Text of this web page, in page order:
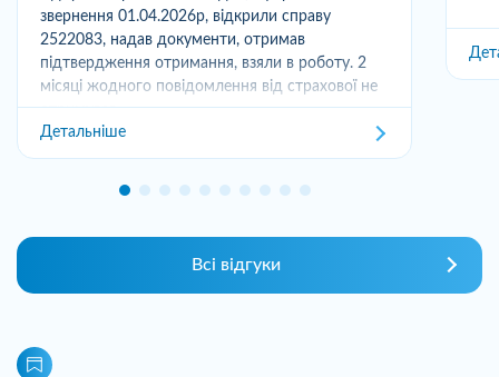
звернення 01.04.2026р, відкрили справу
2522083, надав документи, отримав
підтвердження отримання, взяли в роботу. 2
місяці жодного повідомлення від страхової не
отримував,...
Детальніше
Всі відгуки